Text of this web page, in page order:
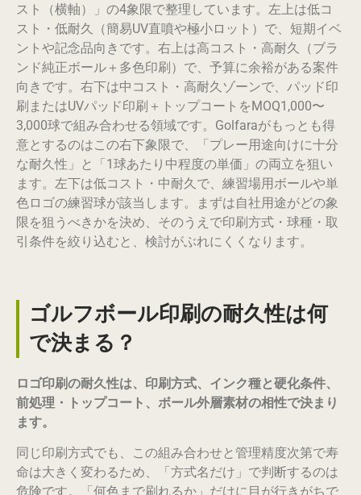
スト（横軸）」の4象限で整理しています。左上は低コ
スト・低耐久（簡易UV直噴や極小ロット）で、短期イベ
ントや記念品向きです。右上は高コスト・高耐久（ブラ
ンド純正ボール＋多色印刷）で、予算に余裕がある案件
向きです。右下は中コスト・高耐久ゾーンで、パッド印
刷またはUVパッド印刷＋トップコートをMOQ1,000〜
3,000球で組み合わせる領域です。Golfaraがもっとも得
意とするのはこの右下象限で、「プレー用途向けに十分
な耐久性」と「1球あたり中程度の単価」の両立を狙い
ます。左下は低コスト・中耐久で、練習場用ボールや単
色ロゴの練習球が該当します。まずは自社用途がどの象
限を狙うべきかを決め、そのうえで印刷方式・球種・取
引条件を絞り込むと、検討がぶれにくくなります。
ゴルフボール印刷の耐久性は何
で決まる？
ロゴ印刷の耐久性は、印刷方式、インク種と硬化条件、
前処理・トップコート、ボール外層素材の相性で決まり
ます。
同じ印刷方式でも、この組み合わせと管理精度次第で寿
命は大きく変わるため、「方式名だけ」で判断するのは
危険です。「何色まで刷れるか」だけに目が行きがちで